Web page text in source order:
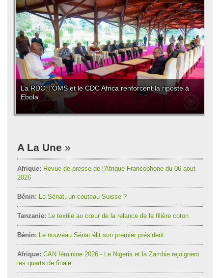
La RDC, l'OMS et le CDC Africa renforcent la riposte à
Ebola
A La Une
Afrique: Revue de presse de l'Afrique Francophone du 06 aout
2026
Bénin: Le Sénat, un couteau Suisse ?
Tanzanie: Le textile au cœur de la relance de la filière coton
Bénin: Le nouveau Sénat élit son premier président
Afrique: CAN féminine 2026 - Le Nigeria et la Zambie rejoignent
les quarts de finale